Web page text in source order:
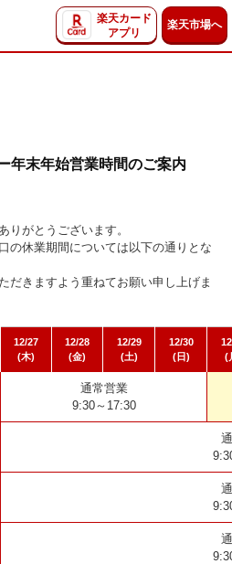
楽天カード
アプリ
楽天市場へ
年末年始営業時間のご案内
りがとうございます。
の休業期間については以下の通りとな
だきますよう重ねてお願い申し上げま
12/27
(木)
12/28
(金)
12/29
(土)
12/30
(日)
(
通常営業
9:30～17:30